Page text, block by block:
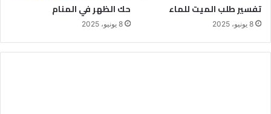
تفسير طلب الميت للماء
8 يونيو، 2025
حك الظهر في المنام
8 يونيو، 2025